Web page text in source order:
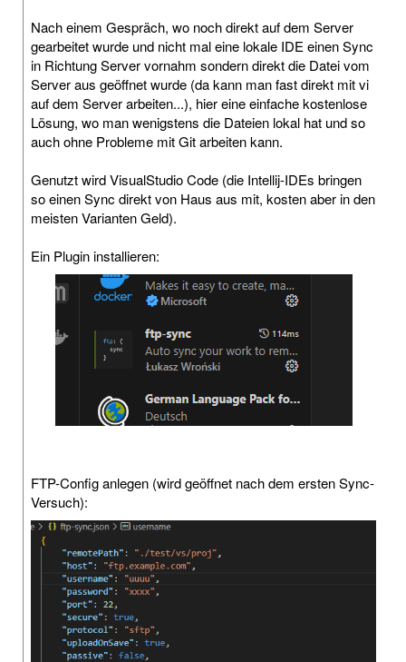
Nach einem Gespräch, wo noch direkt auf dem Server
gearbeitet wurde und nicht mal eine lokale IDE einen Sync
in Richtung Server vornahm sondern direkt die Datei vom
Server aus geöffnet wurde (da kann man fast direkt mit vi
auf dem Server arbeiten...), hier eine einfache kostenlose
Lösung, wo man wenigstens die Dateien lokal hat und so
auch ohne Probleme mit Git arbeiten kann.
Genutzt wird VisualStudio Code (die Intellij-IDEs bringen
so einen Sync direkt von Haus aus mit, kosten aber in den
meisten Varianten Geld).
Ein Plugin installieren:
FTP-Config anlegen (wird geöffnet nach dem ersten Sync-
Versuch):